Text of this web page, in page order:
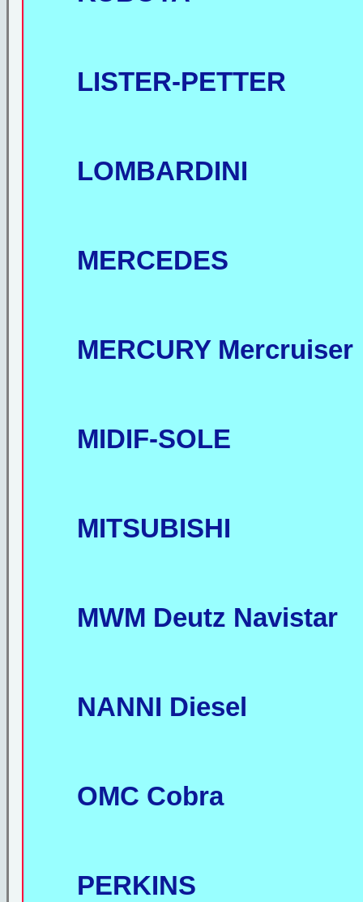
LISTER-PETTER
LOMBARDINI
MERCEDES
MERCURY Mercruiser
MIDIF-SOLE
MITSUBISHI
MWM Deutz Navistar
NANNI Diesel
OMC Cobra
PERKINS